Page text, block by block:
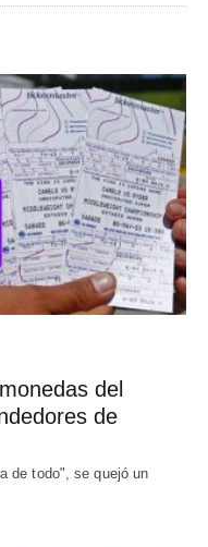
del
de
de todo", se quejó un